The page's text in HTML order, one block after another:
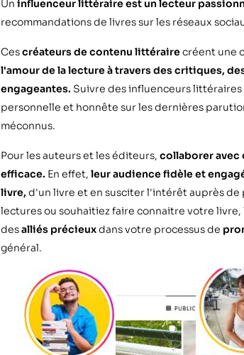
Un influenceur littéraire est un lecteur
recommandations de livres sur les réseaux
Cescréateurs de contenu littérairecréent une
l'amour de la lecture à travers des critiques,
engageantes. Suivre des influenceurs
personnelle et honnête sur les dernières
méconnus.
Pour les auteurs et les éditeurs, collaborer avec
efficace. En effet, leur audience fidèle et
livre, d'un livre et en susciter l'intérêt auprès
lectures ou souhaitiez faire connaitre votre
desalliés précieuxdans votre processus de
général.